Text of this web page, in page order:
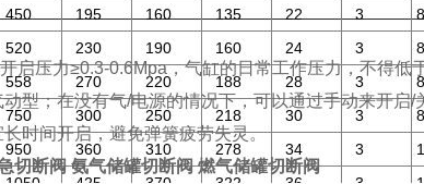
450 195 160 135 22 3
520 230 190 160 24 3
558 270 220 188 28 3
750 300 250 218 30 3
950 360 310 278 34 3
启压力≥0.3-0.6Mpa，气缸的日常工作压力，不得低
型；在没有气/电源的情况下，可以通过手动来开启/
时间开启，避免弹簧疲劳失灵。
切断阀 氨气储罐切断阀 燃气储罐切断阀